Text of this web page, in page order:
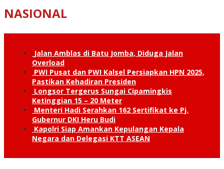
NASIONAL
Jalan Amblas di Batu Jomba, Diduga Jalan
Overload
PWI Pusat dan PWI Kalsel Persiapkan HPN 2025,
Pastikan Kehadiran Presiden
Longsor Tergerus Sungai Cipamingkis
Ketinggian 15 – 20 Meter
Menteri Hadi Serahkan 162 Sertifikat ke Pj.
Gubernur DKI Heru Budi
Kapolri Siap Amankan Kepulangan Kepala
Negara dan Delegasi KTT ASEAN